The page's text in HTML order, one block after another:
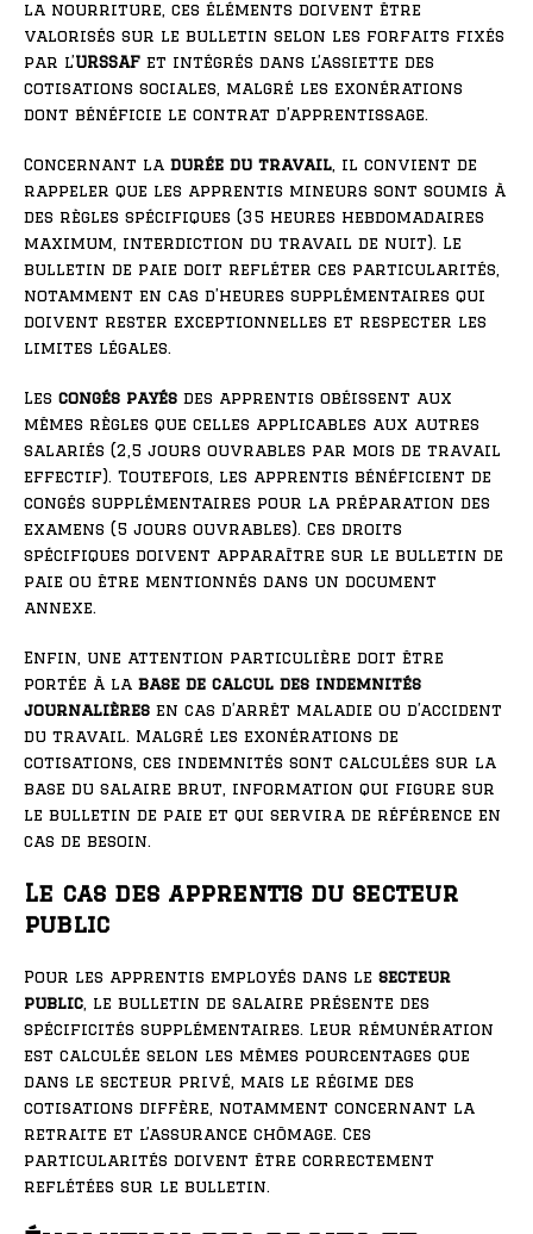
la nourriture, ces éléments doivent être
valorisés sur le bulletin selon les forfaits fixés
par l’URSSAF et intégrés dans l’assiette des
cotisations sociales, malgré les exonérations
dont bénéficie le contrat d’apprentissage.
Concernant la durée du travail , il convient de
rappeler que les apprentis mineurs sont soumis à
des règles spécifiques (35 heures hebdomadaires
maximum, interdiction du travail de nuit). Le
bulletin de paie doit refléter ces particularités,
notamment en cas d’heures supplémentaires qui
doivent rester exceptionnelles et respecter les
limites légales.
Les congés payés des apprentis obéissent aux
mêmes règles que celles applicables aux autres
salariés (2,5 jours ouvrables par mois de travail
effectif). Toutefois, les apprentis bénéficient de
congés supplémentaires pour la préparation des
examens (5 jours ouvrables). Ces droits
spécifiques doivent apparaître sur le bulletin de
paie ou être mentionnés dans un document
annexe.
Enfin, une attention particulière doit être
portée à la base de calcul des indemnités
journalières en cas d’arrêt maladie ou d’accident
du travail. Malgré les exonérations de
cotisations, ces indemnités sont calculées sur la
base du salaire brut, information qui figure sur
le bulletin de paie et qui servira de référence en
cas de besoin.
Le cas des apprentis du secteur
public
Pour les apprentis employés dans le secteur
public , le bulletin de salaire présente des
spécificités supplémentaires. Leur rémunération
est calculée selon les mêmes pourcentages que
dans le secteur privé, mais le régime des
cotisations diffère, notamment concernant la
retraite et l’assurance chômage. Ces
particularités doivent être correctement
reflétées sur le bulletin.